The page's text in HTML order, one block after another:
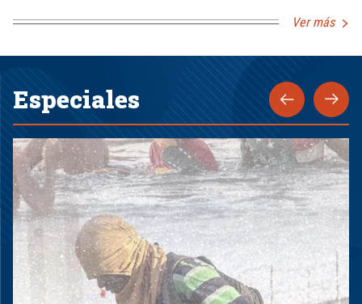
Ver más
Especiales